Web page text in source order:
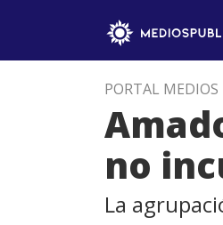
PORTAL MEDIOS
no
La